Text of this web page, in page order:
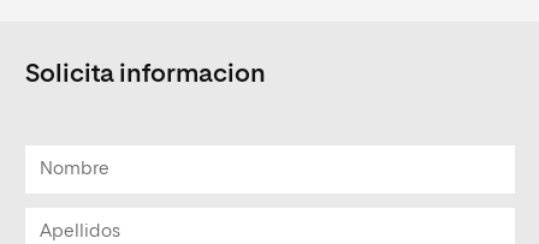
Solicita informacion